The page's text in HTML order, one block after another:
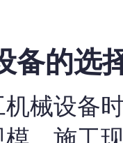
备的选
械设备